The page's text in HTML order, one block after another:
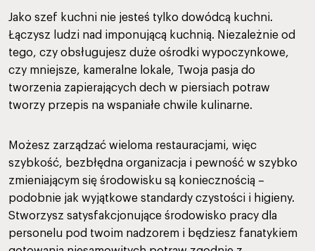
Jako szef kuchni nie jesteś tylko dowódcą kuchni.
Łączysz ludzi nad imponującą kuchnią. Niezależnie od
tego, czy obsługujesz duże ośrodki wypoczynkowe,
czy mniejsze, kameralne lokale, Twoja pasja do
tworzenia zapierających dech w piersiach potraw
tworzy przepis na wspaniałe chwile kulinarne.
Możesz zarządzać wieloma restauracjami, więc
szybkość, bezbłędna organizacja i pewność w szybko
zmieniającym się środowisku są koniecznością –
podobnie jak wyjątkowe standardy czystości i higieny.
Stworzysz satysfakcjonujące środowisko pracy dla
personelu pod twoim nadzorem i będziesz fanatykiem